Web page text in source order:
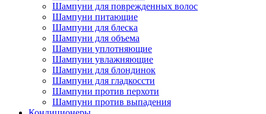
Шампуни для поврежденных волос
Шампуни питающие
Шампуни для блеска
Шампуни для объема
Шампуни уплотняющие
Шампуни увлажняющие
Шампуни для блондинок
Шампуни для гладкоссти
Шампуни против перхоти
Шампуни против выпадения